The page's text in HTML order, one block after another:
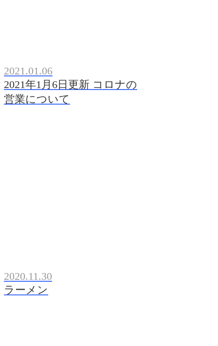
2021.01.06
2021年1月6日更新 コロナの
営業について
2020.11.30
ラーメン